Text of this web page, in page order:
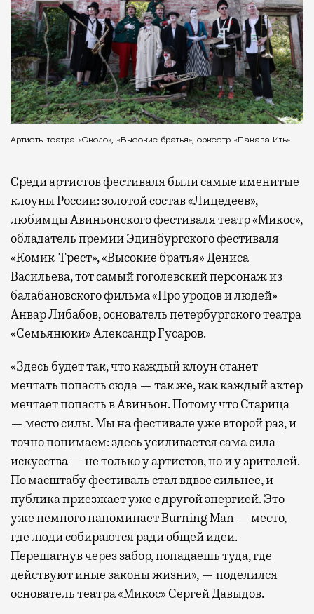
Артисты театра «Около», «Высокие братья», оркестр «Пакава Ить»
Среди артистов фестиваля были самые именитые
клоуны России: золотой состав «Лицедеев»,
любимцы Авиньонского фестиваля театр «Микос»,
обладатель премии Эдинбургского фестиваля
«Комик-Трест», «Высокие братья» Дениса
Васильева, тот самый гоголевский персонаж из
балабановского фильма «Про уродов и людей»
Анвар Либабов, основатель петербургского театра
«Семьянюки» Александр Гусаров.
«Здесь будет так, что каждый клоун станет
мечтать попасть сюда — так же, как каждый актер
мечтает попасть в Авиньон. Потому что Старица
— место силы. Мы на фестивале уже второй раз, и
точно понимаем: здесь усиливается сама сила
искусства — не только у артистов, но и у зрителей.
По масштабу фестиваль стал вдвое сильнее, и
публика приезжает уже с другой энергией. Это
уже немного напоминает Burning Man — место,
где люди собираются ради общей идеи.
Перешагнув через забор, попадаешь туда, где
действуют иные законы жизни», — поделился
основатель театра «Микос» Сергей Давыдов.